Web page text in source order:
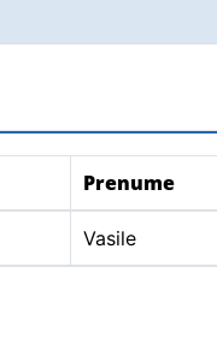
Prenume
Vasile